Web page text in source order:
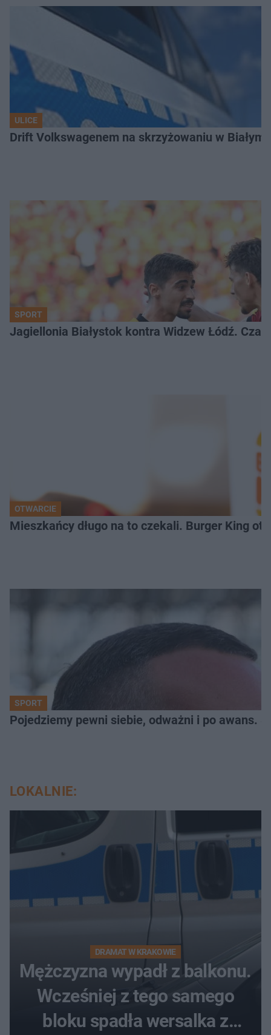
ULICE
Drift Volkswagenem na skrzyżowaniu w
SPORT
Jagiellonia Białystok kontra Widzew Łódź.
OTWARCIE
Mieszkańcy długo na to czekali. Burger King
SPORT
Pojedziemy pewni siebie, odważni i po awans.
LOKALNIE:
DRAMAT W KRAKOWIE
Mężczyzna wypadł z balkonu.
Wcześniej z tego samego
bloku spadła wersalka z